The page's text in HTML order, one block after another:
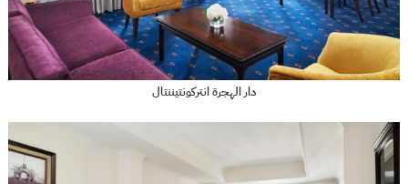
دار الهجرة انتركونتيننتال